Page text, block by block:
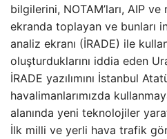
bilgilerini, NOTAM’ları, AIP
ekranda toplayan ve bunları
analiz ekranı (İRADE) ile
oluşturduklarını iddia eden
İRADE yazılımını İstanbul
havalimanlarımızda
alanında yeni teknolojiler
İlk milli ve yerli hava trafik